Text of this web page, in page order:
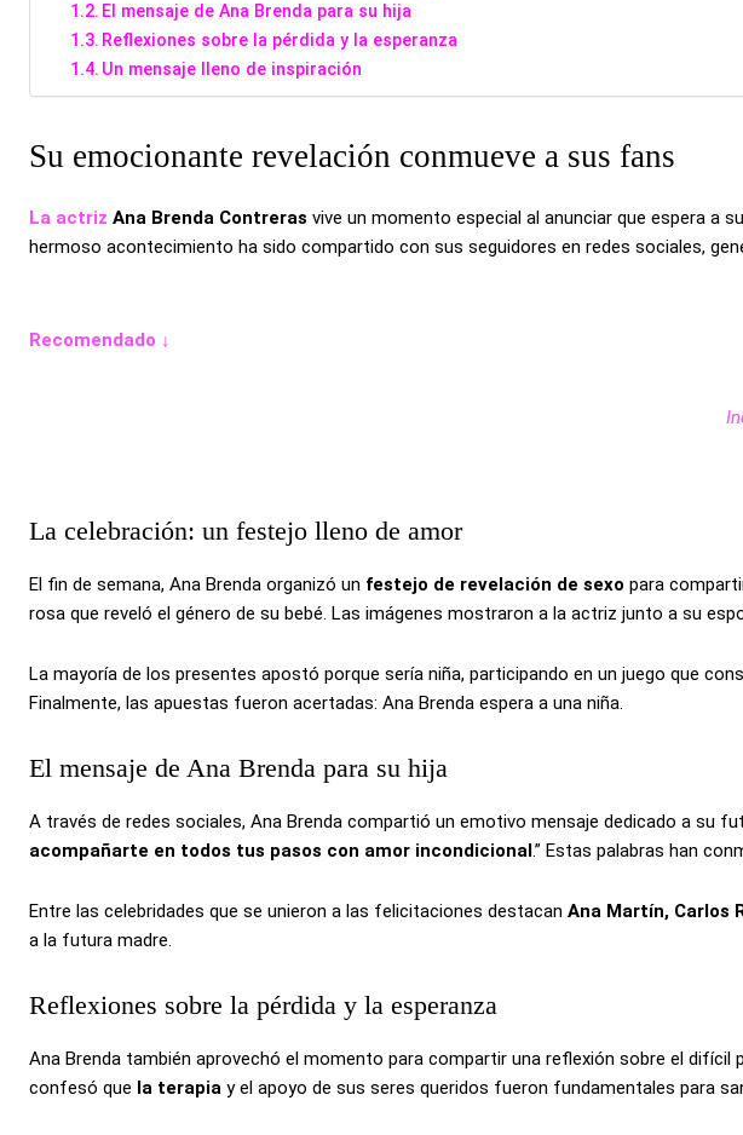
El mensaje de Ana Brenda para su hija
Reflexiones sobre la pérdida y la esperanza
Un mensaje lleno de inspiración
Su emocionante revelación conmueve a sus fans
La actriz Ana Brenda Contreras vive un momento especial al anunciar que espera a
hermoso acontecimiento ha sido compartido con sus seguidores en redes sociales,
Recomendado ↓
La celebración: un festejo lleno de amor
El fin de semana, Ana Brenda organizó un festejo de revelación de sexo para
rosa que reveló el género de su bebé. Las imágenes mostraron a la actriz junto a su
La mayoría de los presentes apostó porque sería niña, participando en un juego que
Finalmente, las apuestas fueron acertadas: Ana Brenda espera a una niña.
El mensaje de Ana Brenda para su hija
A través de redes sociales, Ana Brenda compartió un emotivo mensaje dedicado a su
acompañarte en todos tus pasos con amor incondicional.” Estas palabras han
Entre las celebridades que se unieron a las felicitaciones destacan Ana Martín, Carlos
a la futura madre.
Reflexiones sobre la pérdida y la esperanza
Ana Brenda también aprovechó el momento para compartir una reflexión sobre el
confesó que la terapia y el apoyo de sus seres queridos fueron fundamentales para